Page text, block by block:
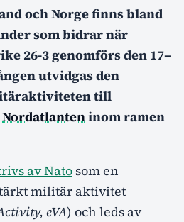
och Norge finns bland
som bidrar när
26-3 genomförs den 17–
utvidgas den
till
Nordatlanteninom ramen
av Nato som en
militär aktivitet
eVA) och leds av